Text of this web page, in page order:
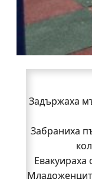
Задържаха
Забраниха